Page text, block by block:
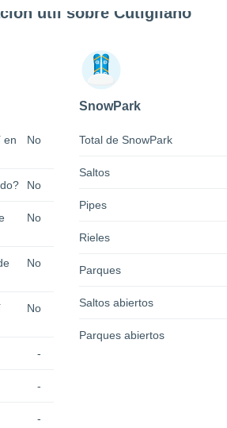
útil sobre Cutigliano
en
No
No
No
No
No
-
-
-
SnowPark
Total de SnowPark
Saltos
Pipes
Rieles
Parques
Saltos abiertos
Parques abiertos